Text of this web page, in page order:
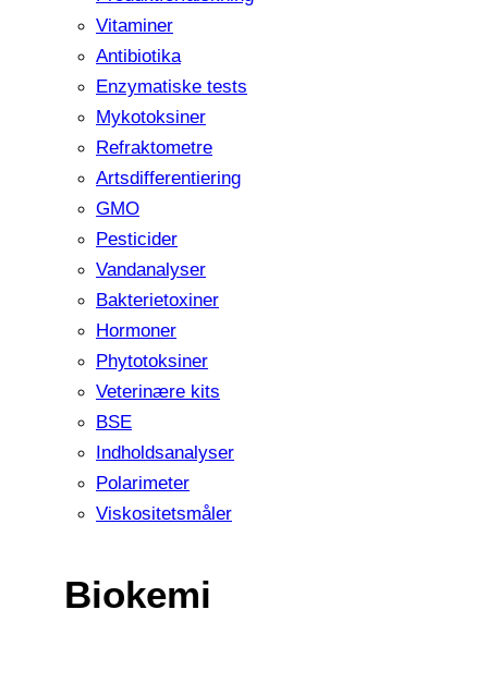
Vitaminer
Antibiotika
Enzymatiske tests
Mykotoksiner
Refraktometre
Artsdifferentiering
GMO
Pesticider
Vandanalyser
Bakterietoxiner
Hormoner
Phytotoksiner
Veterinære kits
BSE
Indholdsanalyser
Polarimeter
Viskositetsmåler
Biokemi